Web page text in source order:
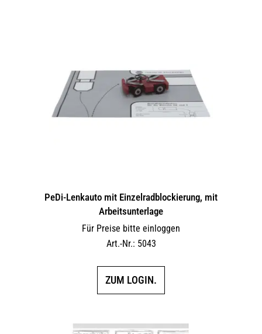
PeDi-Lenkauto mit Einzelradblockierung, mit
Arbeitsunterlage
Für Preise bitte einloggen
Art.-Nr.: 5043
ZUM LOGIN.